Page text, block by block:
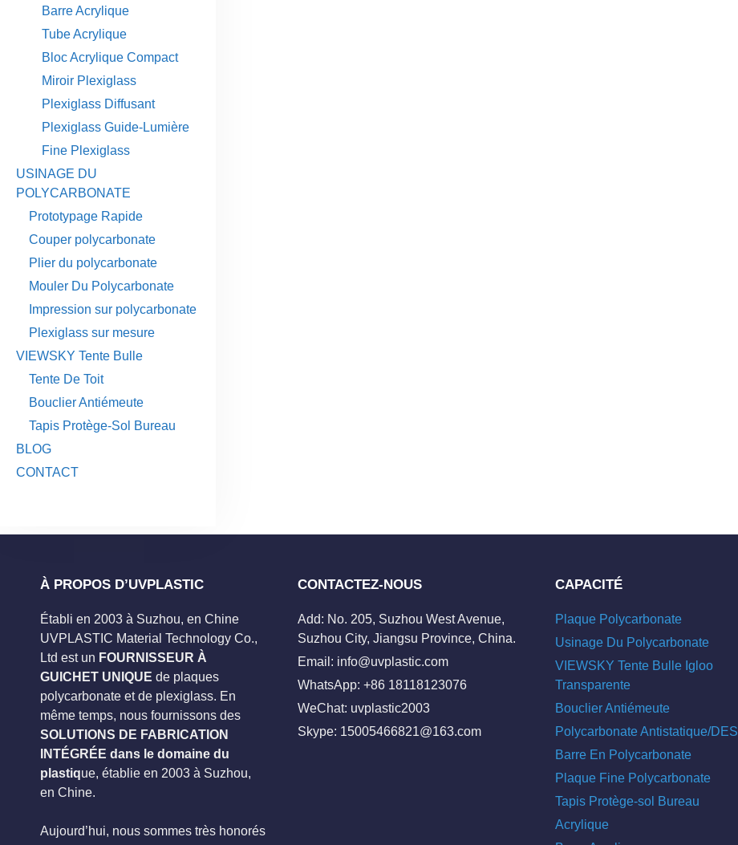
Barre Acrylique
Tube Acrylique
Bloc Acrylique Compact
Miroir Plexiglass
Plexiglass Diffusant
Plexiglass Guide-Lumière
Fine Plexiglass
USINAGE DU
POLYCARBONATE
Prototypage Rapide
Couper polycarbonate
Plier du polycarbonate
Mouler Du Polycarbonate
Impression sur polycarbonate
Plexiglass sur mesure
VIEWSKY Tente Bulle
Tente De Toit
Bouclier Antiémeute
Tapis Protège-Sol Bureau
BLOG
CONTACT
À PROPOS D’UVPLASTIC
Établi en 2003 à Suzhou, en Chine
UVPLASTIC Material Technology Co.,
Ltd est un FOURNISSEUR À
GUICHET UNIQUE de plaques
polycarbonate et de plexiglass. En
même temps, nous fournissons des
SOLUTIONS DE FABRICATION
INTÉGRÉE dans le domaine du
plastique, établie en 2003 à Suzhou,
en Chine.
Aujourd’hui, nous sommes très honorés
CONTACTEZ-NOUS
Add: No. 205, Suzhou West Avenue,
Suzhou City, Jiangsu Province, China.
Email: info@uvplastic.com
WhatsApp: +86 18118123076
WeChat: uvplastic2003
Skype: 15005466821@163.com
CAPACITÉ
Plaque Polycarbonate
Usinage Du Polycarbonate
VIEWSKY Tente Bulle Igloo
Transparente
Bouclier Antiémeute
Polycarbonate Antistatique/DES
Barre En Polycarbonate
Plaque Fine Polycarbonate
Tapis Protège-sol Bureau
Acrylique